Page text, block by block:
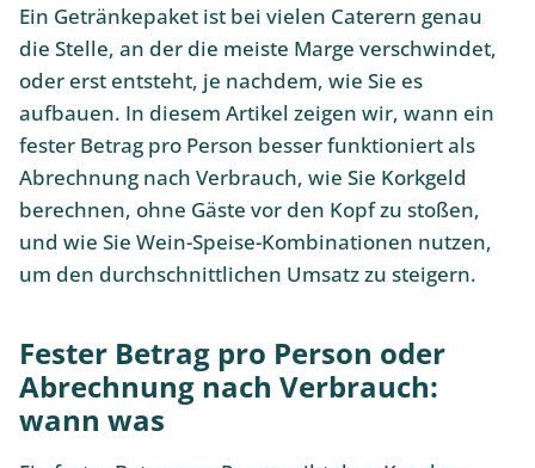
Ein Getränkepaket ist bei vielen Caterern genau
die Stelle, an der die meiste Marge verschwindet,
oder erst entsteht, je nachdem, wie Sie es
aufbauen. In diesem Artikel zeigen wir, wann ein
fester Betrag pro Person besser funktioniert als
Abrechnung nach Verbrauch, wie Sie Korkgeld
berechnen, ohne Gäste vor den Kopf zu stoßen,
und wie Sie Wein-Speise-Kombinationen nutzen,
um den durchschnittlichen Umsatz zu steigern.
Fester Betrag pro Person oder
Abrechnung nach Verbrauch:
wann was